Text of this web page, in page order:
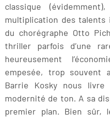
classique
multiplication des
du chorégraphe Otto
thriller parfois d’une
heureusement
empesée, trop souvent
Barrie Kosky nous livre
modernité de ton. A sa
premier plan. Bien sûr,